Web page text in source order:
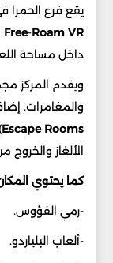
يقع فرع الحمرا
Free-Roam VR
داخل مساحة
ويقدم المركز
والمغامرات.
Escape Rooms
الألغاز والخروج
كما يحتوي
-رمي الفؤوس.
-ألعاب البلياردو.